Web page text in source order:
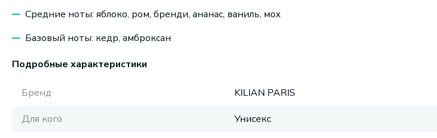
Средние ноты: яблоко, ром, бренди, ананас, ваниль, мох
Базовый ноты: кедр, амброксан
Подробные характеристики
Бренд
KILIAN PARIS
Для кого
Унисекс